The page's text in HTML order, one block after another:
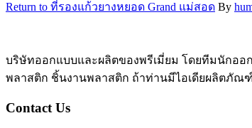
Return to ที่รองแก้วยางหยอด Grand แม่สอด By
บริษัทออกแบบและผลิตของพรีเมี่ยม โดยทีมนักอ
พลาสติก ชิ้นงานพลาสติก ถ้าท่านมีไอเดียผลิตภัณฑ์ปรึ
Contact Us